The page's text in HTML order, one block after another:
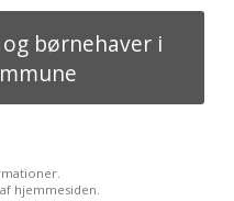
børnehaver i
hjemmesiden.